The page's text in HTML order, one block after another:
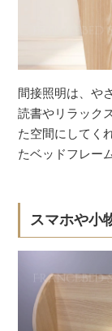
間接照明は、や
読書やリラック
た空間にしてく
たベッドフレー
スマホや小